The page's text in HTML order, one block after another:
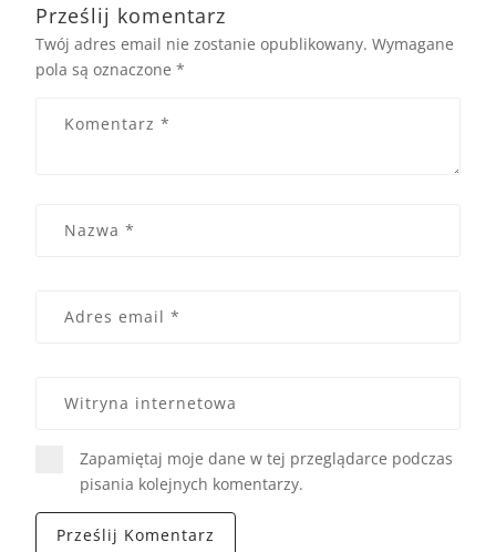
Prześlij komentarz
Twój adres email nie zostanie opublikowany. Wymagane
pola są oznaczone*
Zapamiętaj moje dane w tej przeglądarce podczas
pisania kolejnych komentarzy.